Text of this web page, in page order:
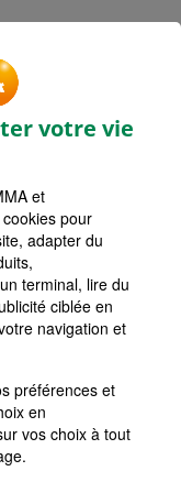
(84000)
votre vie
et
pour
adapter du
terminal, lire du
ciblée en
navigation et
préférences et
en
vos choix à tout